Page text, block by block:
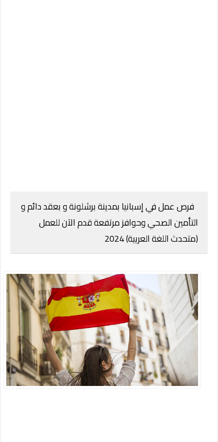
فرص عمل في إسبانيا بمدينة برشلونة و بعقد دائم و
التأمين الصحي وحوافز مرتفعة قدم الآن للعمل
(متحدث اللغة العربية) 2024